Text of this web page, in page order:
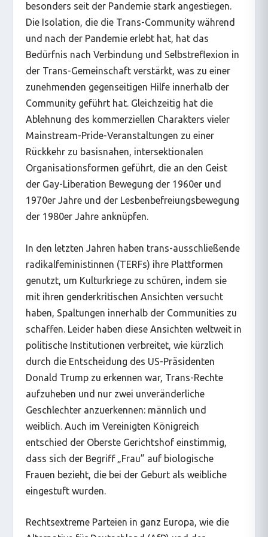
besonders seit der Pandemie stark angestiegen.
Die Isolation, die die Trans-Community während
und nach der Pandemie erlebt hat, hat das
Bedürfnis nach Verbindung und Selbstreflexion in
der Trans-Gemeinschaft verstärkt, was zu einer
zunehmenden gegenseitigen Hilfe innerhalb der
Community geführt hat. Gleichzeitig hat die
Ablehnung des kommerziellen Charakters vieler
Mainstream-Pride-Veranstaltungen zu einer
Rückkehr zu basisnahen, intersektionalen
Organisationsformen geführt, die an den Geist
der Gay-Liberation Bewegung der 1960er und
1970er Jahre und der Lesbenbefreiungsbewegung
der 1980er Jahre anknüpfen.
In den letzten Jahren haben trans-ausschließende
radikalfeministinnen (TERFs) ihre Plattformen
genutzt, um Kulturkriege zu schüren, indem sie
mit ihren genderkritischen Ansichten versucht
haben, Spaltungen innerhalb der Communities zu
schaffen. Leider haben diese Ansichten weltweit in
politische Institutionen verbreitet, wie kürzlich
durch die Entscheidung des US-Präsidenten
Donald Trump zu erkennen war, Trans-Rechte
aufzuheben und nur zwei unveränderliche
Geschlechter anzuerkennen: männlich und
weiblich. Auch im Vereinigten Königreich
entschied der Oberste Gerichtshof einstimmig,
dass sich der Begriff „Frau” auf biologische
Frauen bezieht, die bei der Geburt als weibliche
eingestuft wurden.
Rechtsextreme Parteien in ganz Europa, wie die